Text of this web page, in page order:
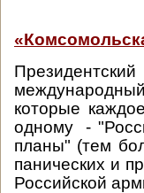
которые
одному -
планы" (тем
панических и
Российской